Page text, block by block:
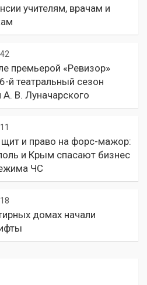
учителям, врачам и
премьерой «Ревизор»
й театральный сезон
А. В. Луначарского
и право на форс-мажор:
и Крым спасают бизнес
ЧС
домах начали